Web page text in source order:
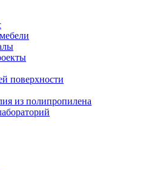
поверхности
из полипропилена